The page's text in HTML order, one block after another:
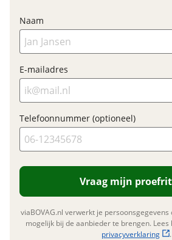
Financieel
Prijs
BTW/marge
BTW
Bijtellingspercentage
Nieuwprijs
Garanties
BOVAG Garantie
Naam
E-mailadres
Telefoonnummer (optioneel)
Vraag mijn
viaBOVAG.nl verwerkt je
mogelijk bij de aanbieder te brengen.
privacyverklaring
.